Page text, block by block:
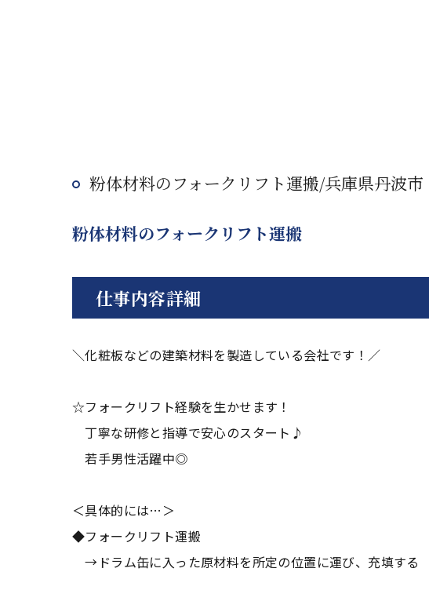
粉体材料のフォークリフト運搬/兵庫県丹波市
粉体材料のフォークリフト運搬
仕事内容詳細
＼化粧板などの建築材料を製造している会社です！／
☆フォークリフト経験を生かせます！
丁寧な研修と指導で安心のスタート♪
若手男性活躍中◎
＜具体的には…＞
◆フォークリフト運搬
→ドラム缶に入った原材料を所定の位置に運び、充填する